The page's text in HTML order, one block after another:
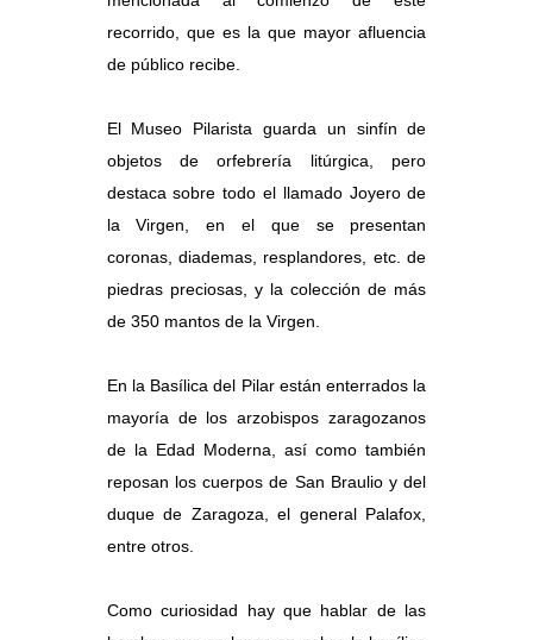
recorrido, que es la que mayor afluencia
de público recibe.
El Museo Pilarista guarda un sinfín de
objetos de orfebrería litúrgica, pero
destaca sobre todo el llamado Joyero de
la Virgen, en el que se presentan
coronas, diademas, resplandores, etc. de
piedras preciosas, y la colección de más
de 350 mantos de la Virgen.
En la Basílica del Pilar están enterrados la
mayoría de los arzobispos zaragozanos
de la Edad Moderna, así como también
reposan los cuerpos de San Braulio y del
duque de Zaragoza, el general Palafox,
entre otros.
Como curiosidad hay que hablar de las